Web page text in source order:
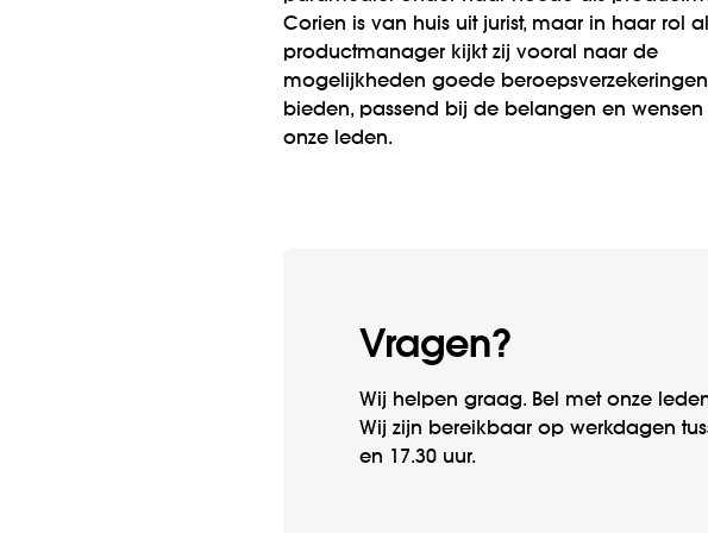
Corien is van huis uit jurist, maar in haar rol
productmanager kijkt zij vooral naar de
mogelijkheden goede
bieden, passend bij de belangen en wensen
onze leden.
Vragen?
Wij helpen graag. Bel met onze
Wij zijn bereik­baar op werk­­dagen
en 17.30 uur.